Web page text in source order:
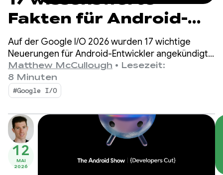
Fakten für Android-
Entwickler von der
Google I/O!
Auf der Google I/O 2026 wurden 17 wichtige
Neuerungen für Android-Entwickler angekündigt,
die sich auf agentengesteuerte Produktivität,
Compose First als UI-Standard sowie
leistungsstarke Medien und adaptive Entwicklung
für das wachsende Ökosystem konzentrieren.
Matthew McCullough • Lesezeit:
8 Minuten
#Google I/O
12
MAI
2026